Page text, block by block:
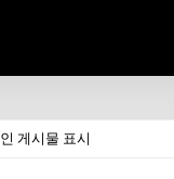
인 게시물 표시